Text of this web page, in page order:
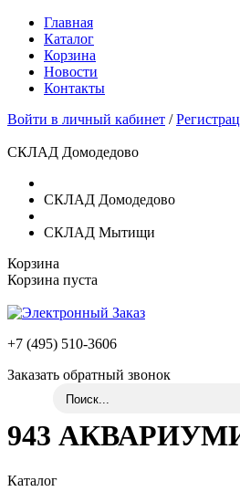
Главная
Каталог
Корзина
Новости
Контакты
Войти в личный кабинет /
СКЛАД Домодедово
СКЛАД Домодедово
СКЛАД Мытищи
Корзина
Корзина пуста
+7 (495) 510-3606
Заказать обратный звонок
943
Каталог